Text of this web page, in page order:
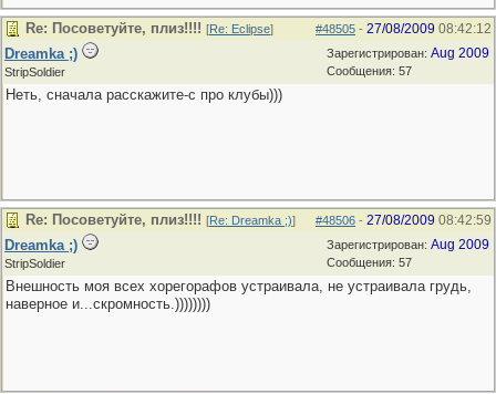
#48505 - 27/08/2009 08:42:12
Re: Посоветуйте, плиз!!!! [Re: Eclipse]
Зарегистрирован: Aug 2009
Сообщения: 57
Dreamka ;)
StripSoldier
Неть, сначала расскажите-с про клубы)))
#48506 - 27/08/2009 08:42:59
Re: Посоветуйте, плиз!!!! [Re: Dreamka ;)]
Зарегистрирован: Aug 2009
Сообщения: 57
Dreamka ;)
StripSoldier
Внешность моя всех хорегорафов устраивала, не устраивала грудь,
наверное и...скромность.))))))))